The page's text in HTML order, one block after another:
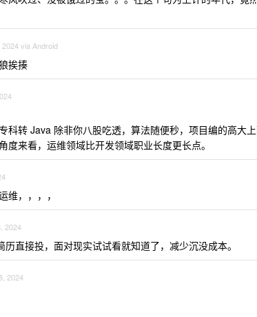
via Android
挨揍
科转 Java 除非你八股吃透，算法随便秒，项目编的高大
度来看，运维领域比开发领域职业长度更长点。
维，，，，
2024
直接投，面对现实试试看就知道了，减少沉没成本。
2024